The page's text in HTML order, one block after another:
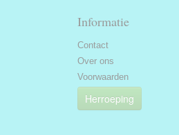
Informatie
Contact
Over ons
Voorwaarden
Herroeping